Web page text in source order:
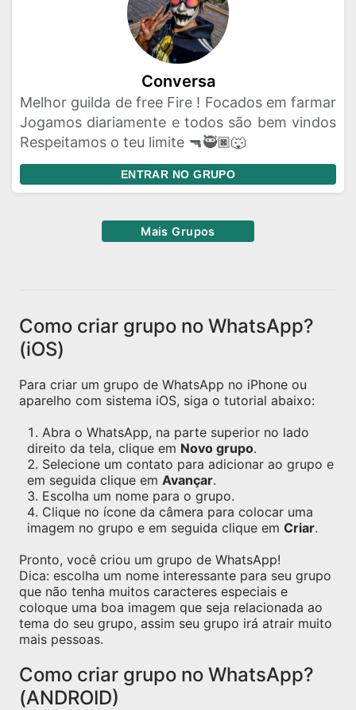
Conversa
Melhor guilda de free Fire ! Focados em farmar
Jogamos diariamente e todos são bem vindos
Respeitamos o teu limite 🔫🥷🏿🐺
ENTRAR NO GRUPO
Mais Grupos
Como criar grupo no WhatsApp?
(iOS)
Para criar um grupo de WhatsApp no iPhone ou
aparelho com sistema iOS, siga o tutorial abaixo:
Abra o WhatsApp, na parte superior no lado
direito da tela, clique em Novo grupo.
Selecione um contato para adicionar ao grupo e
em seguida clique em Avançar.
Escolha um nome para o grupo.
Clique no ícone da câmera para colocar uma
imagem no grupo e em seguida clique em Criar.
Pronto, você criou um grupo de WhatsApp!
Dica: escolha um nome interessante para seu grupo
que não tenha muitos caracteres especiais e
coloque uma boa imagem que seja relacionada ao
tema do seu grupo, assim seu grupo irá atrair muito
mais pessoas.
Como criar grupo no WhatsApp?
(ANDROID)